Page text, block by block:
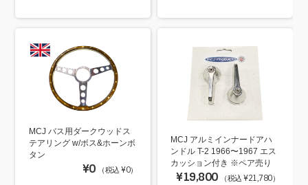
MCJ バス用ダークウッドス
テアリング w/ボス&ホーンボ
タン
¥0 （税込 ¥0）
MCJ アルミインナードアハ
ンドル T-2 1966〜1967 エス
カッション付き ※ペア売り
¥19,800 （税込 ¥21,780）